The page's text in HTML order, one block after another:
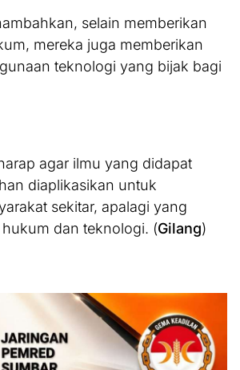
selain memberikan
mereka juga memberikan
teknologi yang bijak bagi
agar ilmu yang didapat
diaplikasikan untuk
sekitar, apalagi yang
dan teknologi. (Gilang)